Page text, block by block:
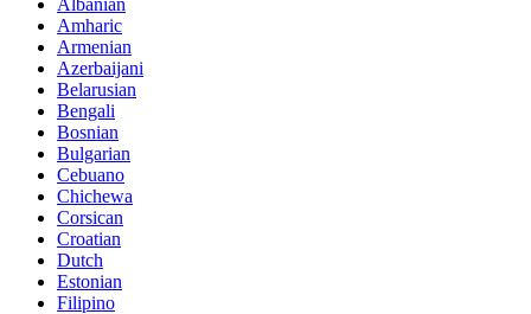
Amharic
Armenian
Azerbaijani
Belarusian
Bengali
Bosnian
Bulgarian
Cebuano
Chichewa
Corsican
Croatian
Dutch
Estonian
Filipino